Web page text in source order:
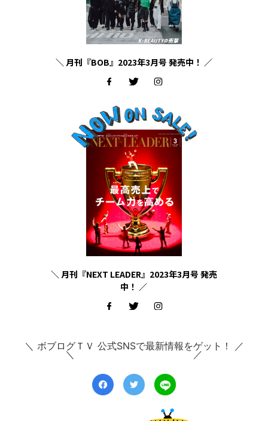
＼ 月刊『BOB』2023年3月号 発売中！ ／
＼ 月刊『NEXT LEADER』2023年3月号 発売
中！ ／
＼ ボブログＴＶ 公式SNSで最新情報をゲット！ ／